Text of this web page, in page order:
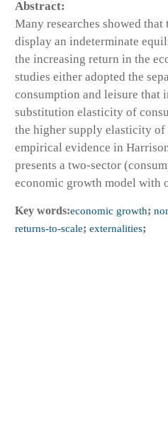
Abstract:
Many researches showed
display an indeterminate
the increasing return in the
studies either adopted the
consumption and leisure that
substitution elasticity of
the higher supply elasticity of
empirical evidence in
presents a two-sector
economic growth model with
Key words:economic growth;
returns-to-scale; externalities;